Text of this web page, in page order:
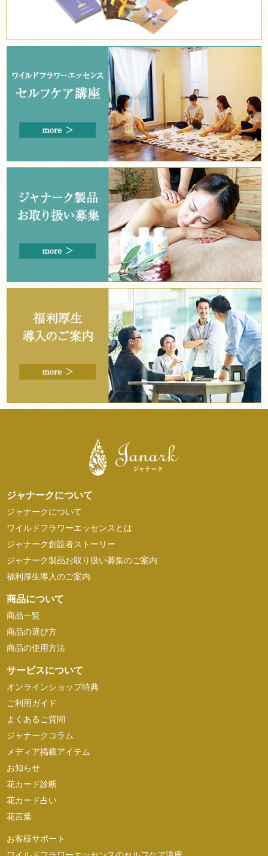
ジャナークについて
ジャナークについて
ワイルドフラワーエッセンスとは
ジャナーク創設者ストーリー
ジャナーク製品お取り扱い募集のご案内
福利厚生導入のご案内
商品について
商品一覧
商品の選び方
商品の使用方法
サービスについて
オンラインショップ特典
ご利用ガイド
よくあるご質問
ジャナークコラム
メディア掲載アイテム
お知らせ
花カード診断
花カード占い
花言葉
お客様サポート